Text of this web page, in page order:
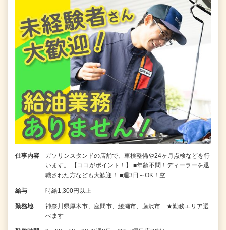
仕事内容
ガソリンスタンドの店舗で、車検整備や24ヶ月点検などを行
います。 【ココがポイント！】 ■年齢不問！ディーラーを退
職された方なども大歓迎！ ■週3日～OK！空…
給与 時給1,300円以上
勤務地
神奈川県厚木市、座間市、綾瀬市、藤沢市 ★勤務エリア選
べます